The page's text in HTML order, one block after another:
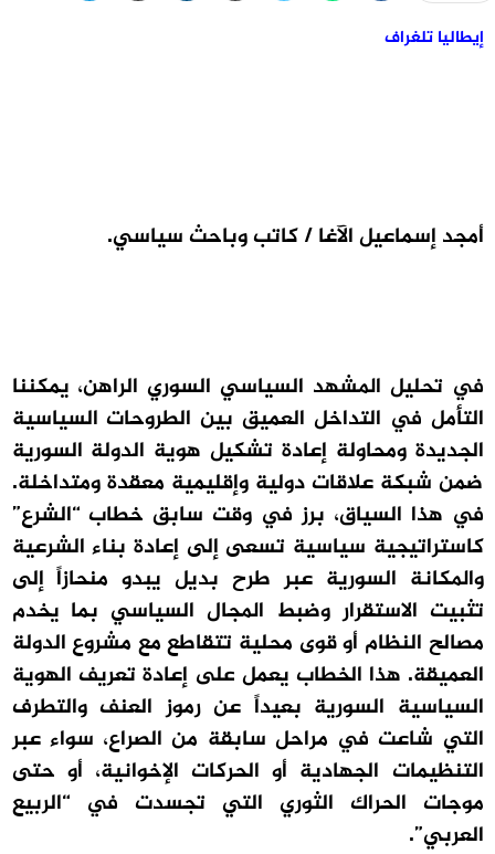
إيطاليا تلغراف
أمجد إسماعيل الآغا / كاتب وباحث سياسي.
في تحليل المشهد السياسي السوري الراهن، يمكننا
التأمل في التداخل العميق بين الطروحات السياسية
الجديدة ومحاولة إعادة تشكيل هوية الدولة السورية
ضمن شبكة علاقات دولية وإقليمية معقدة ومتداخلة.
في هذا السياق، برز في وقت سابق خطاب “الشرع”
كاستراتيجية سياسية تسعى إلى إعادة بناء الشرعية
والمكانة السورية عبر طرح بديل يبدو منحازاً إلى
تثبيت الاستقرار وضبط المجال السياسي بما يخدم
مصالح النظام أو قوى محلية تتقاطع مع مشروع الدولة
العميقة. هذا الخطاب يعمل على إعادة تعريف الهوية
السياسية السورية بعيداً عن رموز العنف والتطرف
التي شاعت في مراحل سابقة من الصراع، سواء عبر
التنظيمات الجهادية أو الحركات الإخوانية، أو حتى
موجات الحراك الثوري التي تجسدت في “الربيع
العربي”.